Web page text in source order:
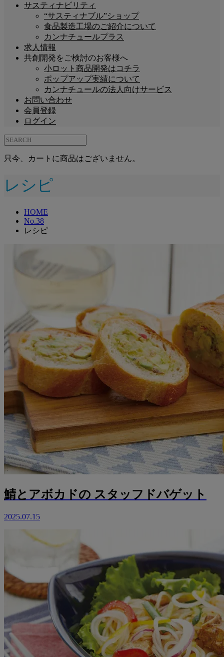
サスティナビリティ
“サスティナブル”ショップ
食品製造工場のご紹介について
カンナチュールプラス
求人情報
共創開発をご検討のお客様へ
小ロット商品開発はコチラ
ポップアップ実績について
カンナチュールの法人向けサービス
お問い合わせ
会員登録
ログイン
只今、カートに商品はございません。
レシピ
HOME
No.38
レシピ
鯖とアボカドの スタッフドバゲット
2025.07.15